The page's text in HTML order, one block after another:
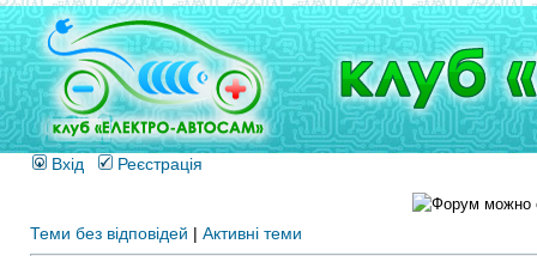
Вхід Реєстрація
Теми без відповідей | Активні теми